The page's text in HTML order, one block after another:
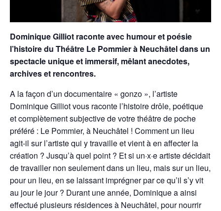
Dominique Gilliot raconte avec humour et poésie
l’histoire du Théâtre Le Pommier à Neuchâtel dans un
spectacle unique et immersif, mêlant anecdotes,
archives et rencontres.
A la façon d’un documentaire « gonzo », l’artiste
Dominique Gilliot vous raconte l’histoire drôle, poétique
et complètement subjective de votre théâtre de poche
préféré : Le Pommier, à Neuchâtel ! Comment un lieu
agit-il sur l’artiste qui y travaille et vient à en affecter la
création ? Jusqu’à quel point ? Et si un·x·e artiste décidait
de travailler non seulement dans un lieu, mais sur un lieu,
pour un lieu, en se laissant imprégner par ce qu’il s’y vit
au jour le jour ? Durant une année, Dominique a ainsi
effectué plusieurs résidences à Neuchâtel, pour nourrir